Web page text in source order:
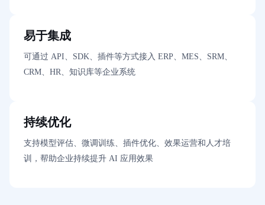
易于集成
可通过 API、SDK、插件等方式接入 ERP、MES、SRM、
CRM、HR、知识库等企业系统
持续优化
支持模型评估、微调训练、插件优化、效果运营和人才培
训，帮助企业持续提升 AI 应用效果